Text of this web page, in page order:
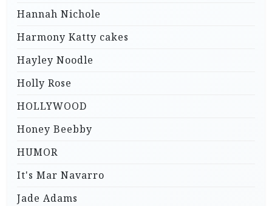
Hannah Nichole
Harmony Katty cakes
Hayley Noodle
Holly Rose
HOLLYWOOD
Honey Beebby
HUMOR
It's Mar Navarro
Jade Adams